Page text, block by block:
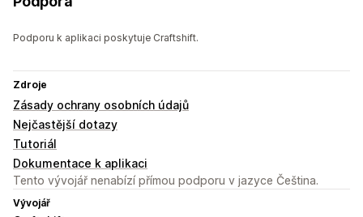
Podporu k aplikaci poskytuje Craftshift.
Zdroje
Zásady ochrany osobních údajů
Nejčastější dotazy
Tutoriál
Dokumentace k aplikaci
Tento vývojář nenabízí přímou podporu v jazyce Čeština.
Vývojář